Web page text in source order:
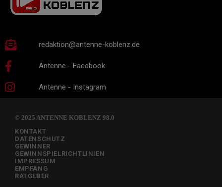
redaktion@antenne-koblenz.de
Antenne - Facebook
Antenne - Instagram
© 2025 ANTENNE KOBLENZ 98.0
KONTAKT
DATENSCHUTZ
GEWINNER
GEWINNSPIELRICHTLINIEN
IMPRESSUM
EMPFANG
RATGEBER